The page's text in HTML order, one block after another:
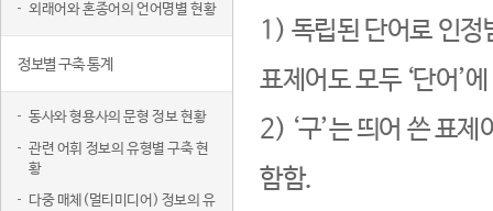
외래어와 혼종어의 언어명별 현황
정보별 구축 통계
동사와 형용사의 문형 정보 현황
관련 어휘 정보의 유형별 구축 현
황
다중 매체(멀티미디어) 정보의 유
1) 독립된 단어로 인정
표제어도 모두 ‘단어’
2) ‘구’는 띄어 쓴 표
함함.